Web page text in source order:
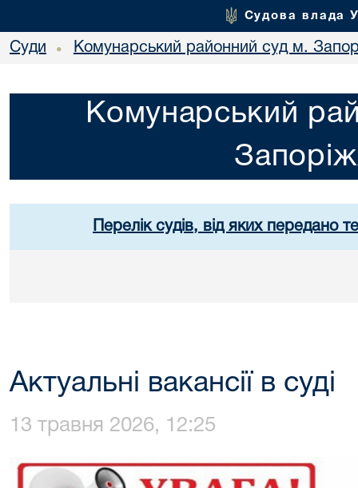
Судова влада
Суди • Комунарський районний суд м.
Комунарський
Перелік судів, від яких передано
Актуальні вакансії в суді
13 травня 2026, 12:25